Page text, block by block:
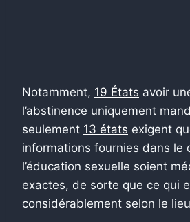
Notamment, 19 États avoir
l’abstinence uniquement
seulement 13 états exigent
informations fournies dans le
l’éducation sexuelle soient
exactes, de sorte que ce qui
considérablement selon le